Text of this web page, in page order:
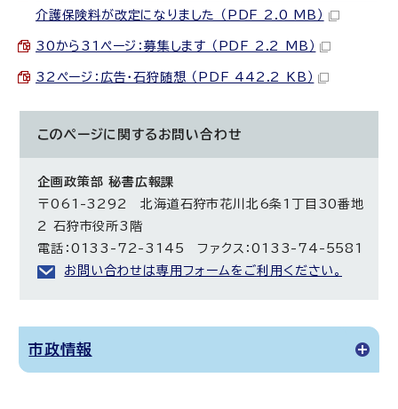
介護保険料が改定になりました （PDF 2.0 MB）
30から31ページ：募集します （PDF 2.2 MB）
32ページ：広告・石狩随想 （PDF 442.2 KB）
このページに関する お問い合わせ
企画政策部 秘書広報課
〒061-3292 北海道石狩市花川北6条1丁目30番地
2 石狩市役所3階
電話：0133-72-3145 ファクス：0133-74-5581
お問い合わせは専用フォームをご利用ください。
市政情報